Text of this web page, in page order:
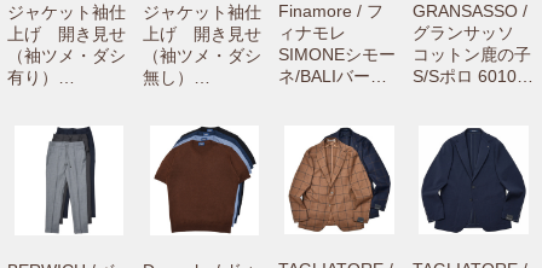
ジャケット袖仕
上げ 開き見せ
（袖ツメ・ダシ
有り）
line shopで商品
をお買上げの方
専用のお修理メ
ニューです。】
ジャケット袖仕
上げ 開き見せ
（袖ツメ・ダシ
無し）
line shopで商品
をお買上げの方
専用のお修理メ
ニューです。】
Finamore / フ
ィナモレ
SIMONEシモー
ネ/BALIバーリ
ーシャツ C065
0 71061001012
GRANSASSO /
グランサッソ
コットン鹿の子
S/Sポロ 60103/